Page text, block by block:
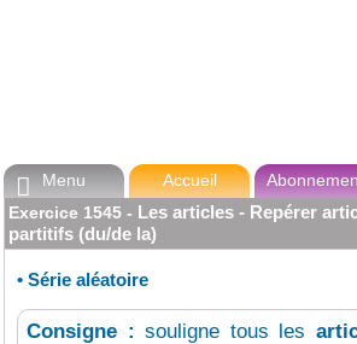
 Menu Accueil
Exercice 1545 - Les articles - Repérer
partitifs (du/de la)
• Série aléatoire
Consigne : souligne tous les